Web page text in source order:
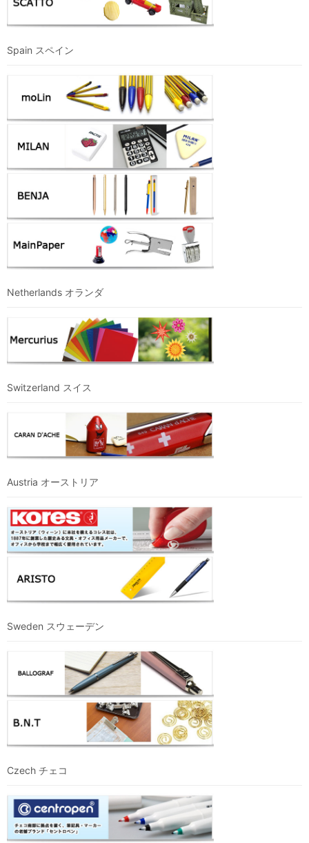
Spain スペイン
Netherlands オランダ
Switzerland スイス
Austria オーストリア
Sweden スウェーデン
Czech チェコ